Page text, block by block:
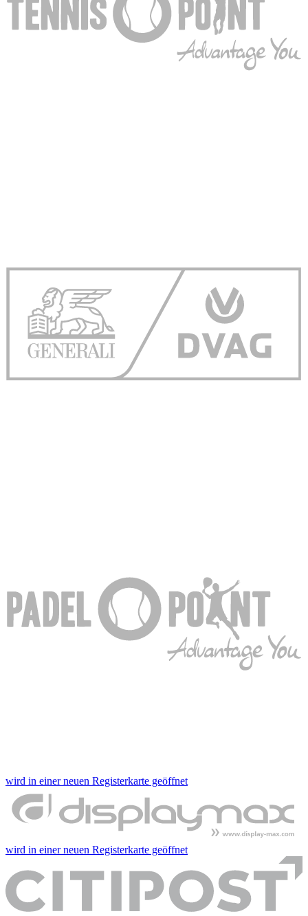
wird in einer neuen Registerkarte geöffnet
wird in einer neuen Registerkarte geöffnet